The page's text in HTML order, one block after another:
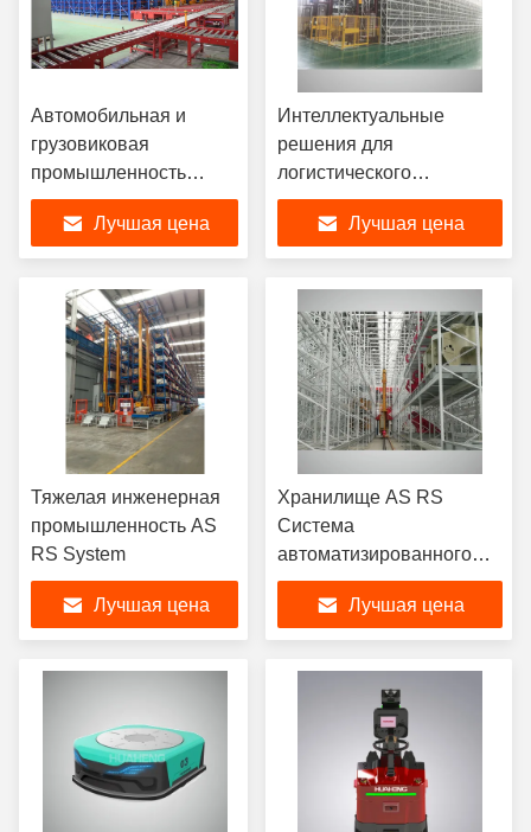
Автомобильная и
грузовиковая
промышленность
Интеллектуальные
производственные
процессы
Лучшая цена
Интеллектуальные
решения для
логистического
оборудования в
аэрокосмической
отрасли
Лучшая цена
Тяжелая инженерная
промышленность AS
RS System
Лучшая цена
Хранилище AS RS
Система
автоматизированного
хранения и извлечения
Система простая работа
Лучшая цена